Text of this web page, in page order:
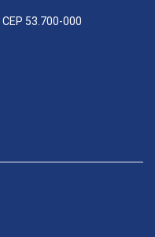
53.700-000